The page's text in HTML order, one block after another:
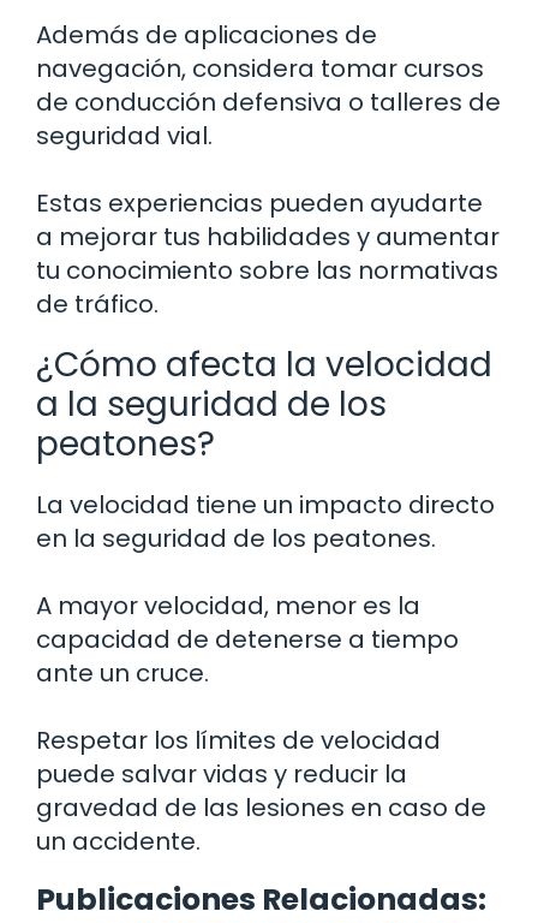
Además de aplicaciones de
navegación, considera tomar cursos
de conducción defensiva o talleres de
seguridad vial.
Estas experiencias pueden ayudarte
a mejorar tus habilidades y aumentar
tu conocimiento sobre las normativas
de tráfico.
¿Cómo afecta la velocidad
a la seguridad de los
peatones?
La velocidad tiene un impacto directo
en la seguridad de los peatones.
A mayor velocidad, menor es la
capacidad de detenerse a tiempo
ante un cruce.
Respetar los límites de velocidad
puede salvar vidas y reducir la
gravedad de las lesiones en caso de
un accidente.
Publicaciones Relacionadas: